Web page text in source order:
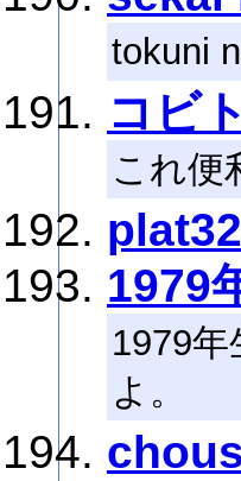
tokuni
コビト
これ便
1979
1979
よ。